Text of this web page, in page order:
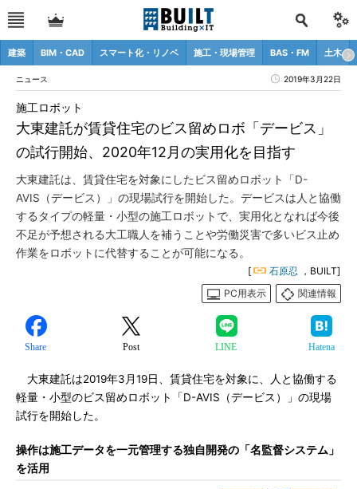
建築 BIM・CAD スマート化・リノベ 施工・現場管理 BAS・FM 土木
ニュース 2019年3月22日
大東建託が賃貸住宅のビス留めロボ「デービス」
の試行開始、2020年12月の実用化を目指す
施工ロボット
大東建託は、賃貸住宅を対象にしたビス留めロボット「D-
AVIS（デービス）」の現場試行を開始した。デービスは人と協働
するタイプの軽量・小型の施工ロボットで、実用化となれば今後
不足が予想される大工職人を補うことや労働災害で多いビス止め
作業をロボットに代替することが可能になる。
[ 石原忍 ，BUILT]
PC用表示
関連情報
Share Post LINE Hatena
大東建託は2019年3月19日、賃貸住宅を対象に、人と協働する
軽量・小型のビス留めロボット「D-AVIS（デービス）」の現場
試行を開始した。
操作は施工データを一元管理する独自開発の「名監督システム」
を活用